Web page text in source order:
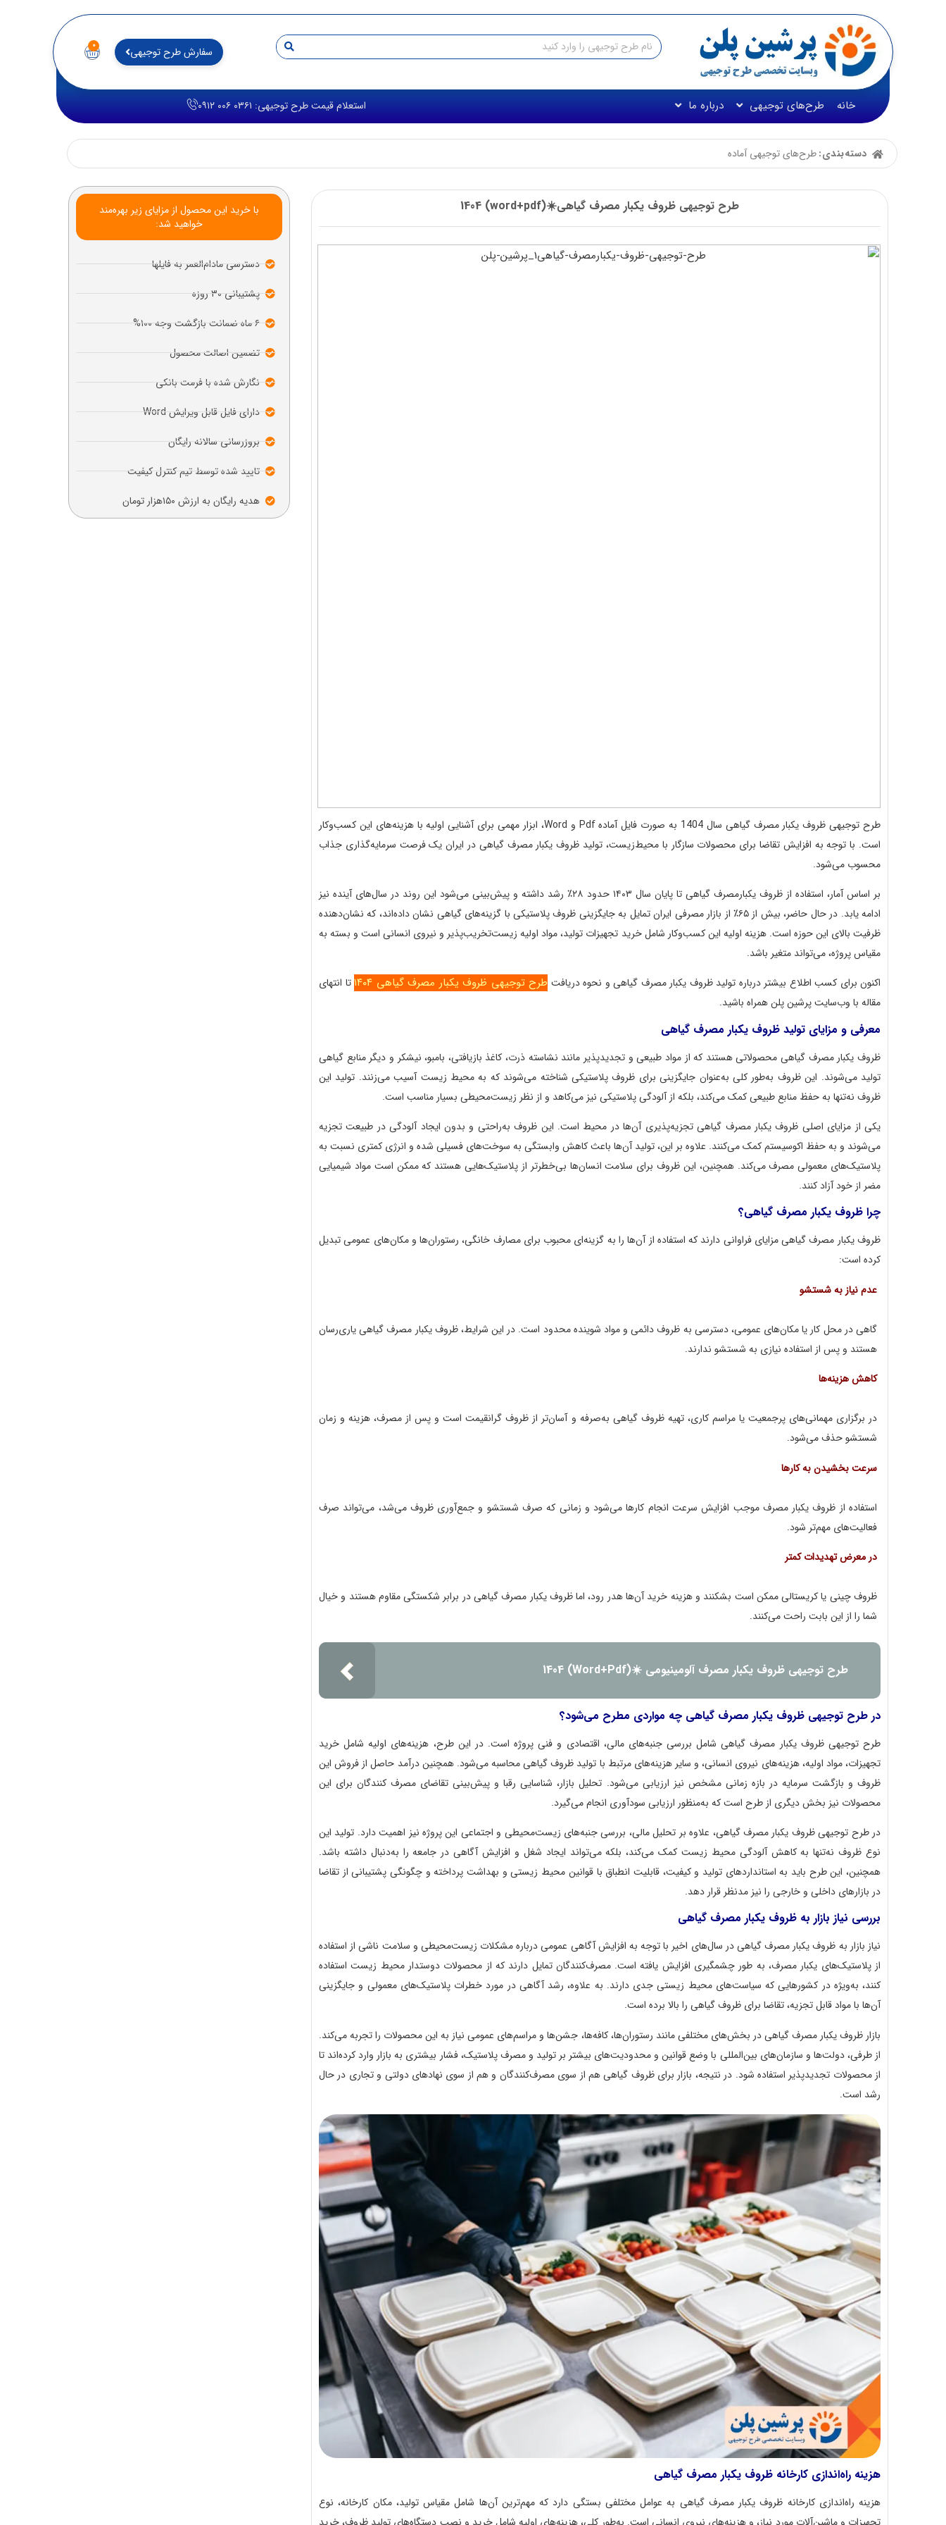
سفارش طرح توجیهی ۰
خانه طرح‌های توجیهی درباره ما استعلام قیمت طرح توجیهی: ۰۳۶۱ ۰۰۶ ۰۹۱۲
دسته‌بندی:طرح‌های توجیهی آماده
طرح توجیهی ظروف یکبار مصرف گیاهی☀️(word+pdf) 1404
طرح توجیهی ظروف یکبار مصرف گیاهی سال 1404 به صورت فایل آماده Pdf و Word، ابزار مهمی برای آشنایی اولیه با هزینه‌های این کسب‌وکار
است. با توجه به افزایش تقاضا برای محصولات سازگار با محیط‌زیست، تولید ظروف یکبار مصرف گیاهی در ایران یک فرصت سرمایه‌گذاری جذاب
محسوب می‌شود.
بر اساس آمار، استفاده از ظروف یکبارمصرف گیاهی تا پایان سال ۱۴۰۳ حدود ۲۸٪ رشد داشته و پیش‌بینی می‌شود این روند در سال‌های آینده نیز
ادامه یابد. در حال حاضر، بیش از ۶۵٪ از بازار مصرفی ایران تمایل به جایگزینی ظروف پلاستیکی با گزینه‌های گیاهی نشان داده‌اند، که نشان‌دهنده
ظرفیت بالای این حوزه است. هزینه اولیه این کسب‌وکار شامل خرید تجهیزات تولید، مواد اولیه زیست‌تخریب‌پذیر و نیروی انسانی است و بسته به
مقیاس پروژه، می‌تواند متغیر باشد.
اکنون برای کسب اطلاع بیشتر درباره تولید ظروف یکبار مصرف گیاهی و نحوه دریافت طرح توجیهی ظروف یکبار مصرف گیاهی ۱۴۰۴
تا انتهای
مقاله با وب‌سایت پرشین پلن همراه باشید.
معرفی و مزایای تولید ظروف یکبار مصرف گیاهی
ظروف یکبار مصرف گیاهی محصولاتی هستند که از مواد طبیعی و تجدیدپذیر مانند نشاسته ذرت، کاغذ بازیافتی، بامبو، نیشکر و دیگر منابع گیاهی
تولید می‌شوند. این ظروف به‌طور کلی به‌عنوان جایگزینی برای ظروف پلاستیکی شناخته می‌شوند که به محیط زیست آسیب می‌زنند. تولید این
ظروف نه‌تنها به حفظ منابع طبیعی کمک می‌کند، بلکه از آلودگی پلاستیکی نیز می‌کاهد و از نظر زیست‌محیطی بسیار مناسب است.
یکی از مزایای اصلی ظروف یکبار مصرف گیاهی تجزیه‌پذیری آن‌ها در محیط است. این ظروف به‌راحتی و بدون ایجاد آلودگی در طبیعت تجزیه
می‌شوند و به حفظ اکوسیستم کمک می‌کنند. علاوه بر این، تولید آن‌ها باعث کاهش وابستگی به سوخت‌های فسیلی شده و انرژی کمتری نسبت به
پلاستیک‌های معمولی مصرف می‌کند. همچنین، این ظروف برای سلامت انسان‌ها بی‌خطرتر از پلاستیک‌هایی هستند که ممکن است مواد شیمیایی
مضر از خود آزاد کنند.
چرا ظروف یکبار مصرف گیاهی؟
ظروف یکبار مصرف گیاهی مزایای فراوانی دارند که استفاده از آن‌ها را به گزینه‌ای محبوب برای مصارف خانگی، رستوران‌ها و مکان‌های عمومی تبدیل
کرده است:
عدم نیاز به شستشو
گاهی در محل کار یا مکان‌های عمومی، دسترسی به ظروف دائمی و مواد شوینده محدود است. در این شرایط، ظروف یکبار مصرف گیاهی یاری‌رسان
هستند و پس از استفاده نیازی به شستشو ندارند.
کاهش هزینه‌ها
در برگزاری مهمانی‌های پرجمعیت یا مراسم کاری، تهیه ظروف گیاهی به‌صرفه و آسان‌تر از ظروف گرانقیمت است و پس از مصرف، هزینه و زمان
شستشو حذف می‌شود.
سرعت بخشیدن به کارها
استفاده از ظروف یکبار مصرف موجب افزایش سرعت انجام کارها می‌شود و زمانی که صرف شستشو و جمع‌آوری ظروف می‌شد، می‌تواند صرف
فعالیت‌های مهم‌تر شود.
در معرض تهدیدات کمتر
ظروف چینی یا کریستالی ممکن است بشکنند و هزینه خرید آن‌ها هدر رود، اما ظروف یکبار مصرف گیاهی در برابر شکستگی مقاوم هستند و خیال
شما را از این بابت راحت می‌کنند.
طرح توجیهی ظروف یکبار مصرف آلومینیومی ☀️(Word+Pdf) 1404
در طرح توجیهی ظروف یکبار مصرف گیاهی چه مواردی مطرح می‌شود؟
طرح توجیهی ظروف یکبار مصرف گیاهی شامل بررسی جنبه‌های مالی، اقتصادی و فنی پروژه است. در این طرح، هزینه‌های اولیه شامل خرید
تجهیزات، مواد اولیه، هزینه‌های نیروی انسانی، و سایر هزینه‌های مرتبط با تولید ظروف گیاهی محاسبه می‌شود. همچنین درآمد حاصل از فروش این
ظروف و بازگشت سرمایه در بازه زمانی مشخص نیز ارزیابی می‌شود. تحلیل بازار، شناسایی رقبا و پیش‌بینی تقاضای مصرف کنندگان برای این
محصولات نیز بخش دیگری از طرح است که به‌منظور ارزیابی سودآوری انجام می‌گیرد.
در طرح توجیهی ظروف یکبار مصرف گیاهی، علاوه بر تحلیل مالی، بررسی جنبه‌های زیست‌محیطی و اجتماعی این پروژه نیز اهمیت دارد. تولید این
نوع ظروف نه‌تنها به کاهش آلودگی محیط زیست کمک می‌کند، بلکه می‌تواند ایجاد شغل و افزایش آگاهی در جامعه را به‌دنبال داشته باشد.
همچنین، این طرح باید به استانداردهای تولید و کیفیت، قابلیت انطباق با قوانین محیط زیستی و بهداشت پرداخته و چگونگی پشتیبانی از تقاضا
در بازارهای داخلی و خارجی را نیز مدنظر قرار دهد.
بررسی نیاز بازار به ظروف یکبار مصرف گیاهی
نیاز بازار به ظروف یکبار مصرف گیاهی در سال‌های اخیر با توجه به افزایش آگاهی عمومی درباره مشکلات زیست‌محیطی و سلامت ناشی از استفاده
از پلاستیک‌های یکبار مصرف، به طور چشمگیری افزایش یافته است. مصرف‌کنندگان تمایل دارند که از محصولات دوستدار محیط زیست استفاده
کنند، به‌ویژه در کشورهایی که سیاست‌های محیط زیستی جدی دارند. به علاوه، رشد آگاهی در مورد خطرات پلاستیک‌های معمولی و جایگزینی
آن‌ها با مواد قابل تجزیه، تقاضا برای ظروف گیاهی را بالا برده است.
بازار ظروف یکبار مصرف گیاهی در بخش‌های مختلفی مانند رستوران‌ها، کافه‌ها، جشن‌ها و مراسم‌های عمومی نیاز به این محصولات را تجربه می‌کند.
از طرفی، دولت‌ها و سازمان‌های بین‌المللی با وضع قوانین و محدودیت‌های بیشتر بر تولید و مصرف پلاستیک، فشار بیشتری به بازار وارد کرده‌اند تا
از محصولات تجدیدپذیر استفاده شود. در نتیجه، بازار برای ظروف گیاهی هم از سوی مصرف‌کنندگان و هم از سوی نهادهای دولتی و تجاری در حال
رشد است.
هزینه راه‌اندازی کارخانه ظروف یکبار مصرف گیاهی
هزینه راه‌اندازی کارخانه ظروف یکبار مصرف گیاهی به عوامل مختلفی بستگی دارد که مهم‌ترین آن‌ها شامل مقیاس تولید، مکان کارخانه، نوع
با خرید این محصول از مزایای زیر بهره‌مند
خواهید شد:
دسترسی مادام‌العمر به فایلها
پشتیبانی ۳۰ روزه
۶ ماه ضمانت بازگشت وجه ۱۰۰%
تضمین اصالت محصول
نگارش شده با فرمت بانکی
دارای فایل قابل ویرایش Word
بروزرسانی سالانه رایگان
تایید شده توسط تیم کنترل کیفیت
هدیه رایگان به ارزش ۱۵۰هزار تومان